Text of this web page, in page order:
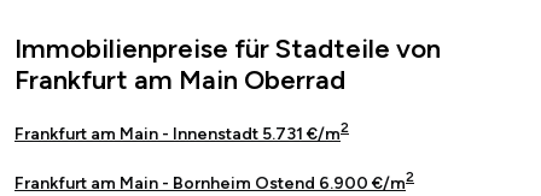
Immobilienpreise für Stadteile von
Frankfurt am Main Oberrad
Frankfurt am Main - Innenstadt 5.731 €/m2
Frankfurt am Main - Bornheim Ostend 6.900 €/m2